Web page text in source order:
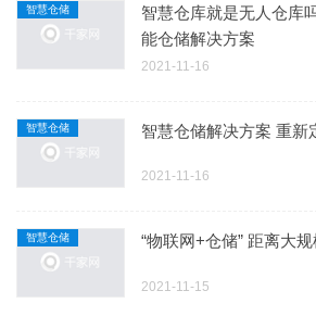
智慧仓储
智慧仓库就是无人仓库
能仓储解决方案
2021-11-16
智慧仓储 智慧仓储解决方案 重新
2021-11-16
智慧仓储 “物联网+仓储” 距离大
2021-11-15